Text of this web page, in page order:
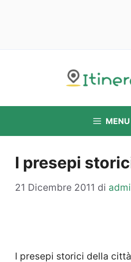
MENU
I presepi
21 Dicembre 2011 di
I presepi storici della